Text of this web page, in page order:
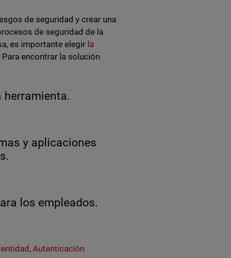
de seguridad y crear una
de seguridad de la
es importante elegir la
encontrar la solución
herramienta.
y aplicaciones
los empleados.
,Autenticación